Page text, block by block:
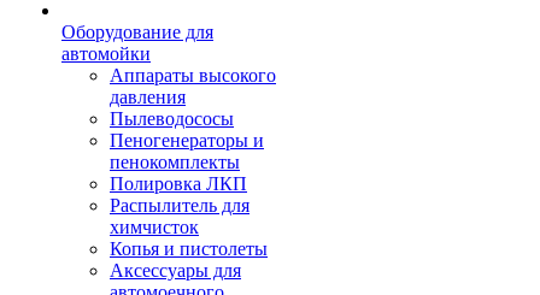
Оборудование для
автомойки
Аппараты высокого
давления
Пылеводососы
Пеногенераторы и
пенокомплекты
Полировка ЛКП
Распылитель для
химчисток
Копья и пистолеты
Аксессуары для